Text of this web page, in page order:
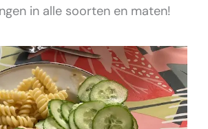
in alle soorten en maten!